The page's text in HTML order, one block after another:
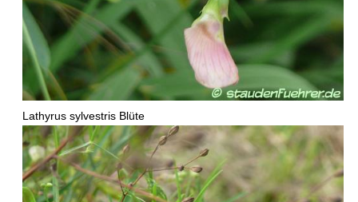
Lathyrus sylvestris Blüte